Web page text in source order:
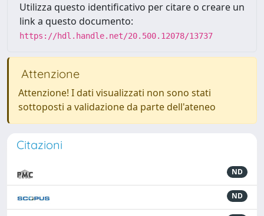
Utilizza questo identificativo per citare o creare un
link a questo documento:
https://hdl.handle.net/20.500.12078/13737
Attenzione
Attenzione! I dati visualizzati non sono stati
sottoposti a validazione da parte dell'ateneo
Citazioni
ND
ND